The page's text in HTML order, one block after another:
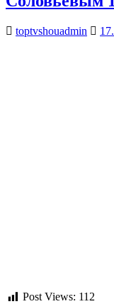
toptvshouadmin
Post Views: 112